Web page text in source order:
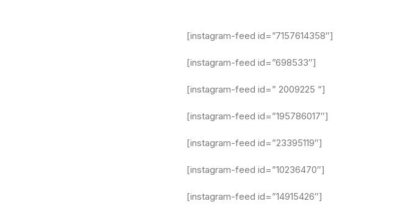
[instagram-feed id=”7157614358″]
[instagram-feed id=”698533″]
[instagram-feed id=” 2009225 “]
[instagram-feed id=”195786017″]
[instagram-feed id=”23395119″]
[instagram-feed id=”10236470″]
[instagram-feed id=”14915426″]